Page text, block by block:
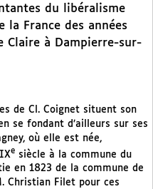
du libéralisme
France des années
Claire à Dampierre-sur-
de Cl. Coignet situent son
se fondant d’ailleurs sur ses
où elle est née,
e siècle à la commune du
en 1823 de la commune de
Christian Filet pour ces